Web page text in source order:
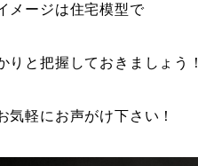
メージは住宅模型で
りと把握しておきましょう！
気軽にお声がけ下さい！